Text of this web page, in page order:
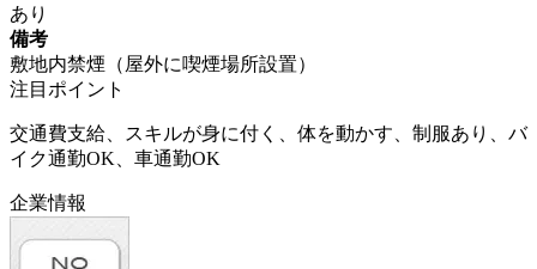
あり
備考
敷地内禁煙（屋外に喫煙場所設置）
注目ポイント
交通費支給、スキルが身に付く、体を動かす、制服あり、バ
イク通勤OK、車通勤OK
企業情報